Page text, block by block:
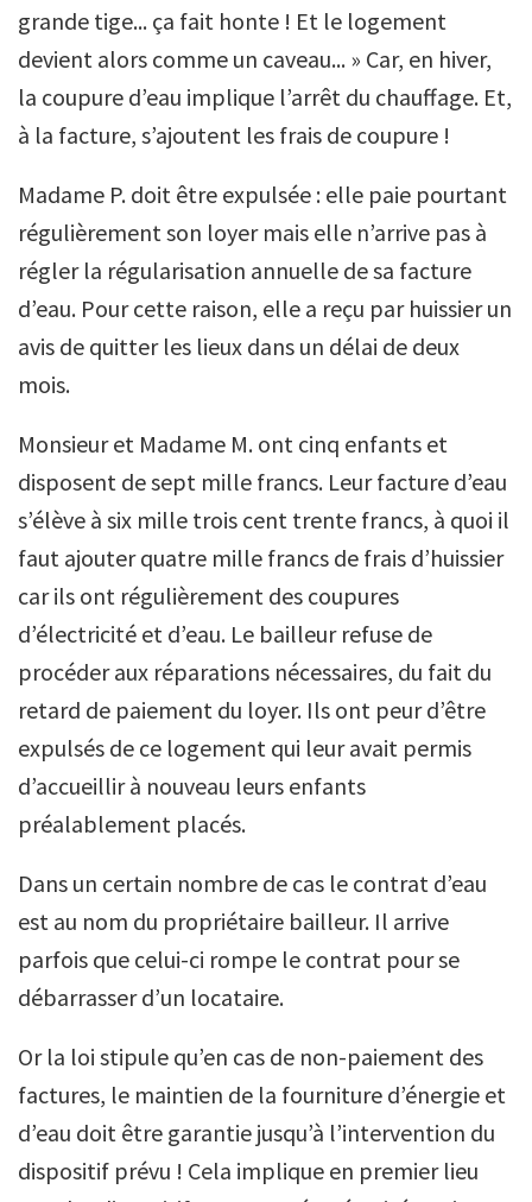
grande tige... ça fait honte ! Et le logement
devient alors comme un caveau... » Car, en hiver,
la coupure d’eau implique l’arrêt du chauffage. Et,
à la facture, s’ajoutent les frais de coupure !
Madame P. doit être expulsée : elle paie pourtant
régulièrement son loyer mais elle n’arrive pas à
régler la régularisation annuelle de sa facture
d’eau. Pour cette raison, elle a reçu par huissier un
avis de quitter les lieux dans un délai de deux
mois.
Monsieur et Madame M. ont cinq enfants et
disposent de sept mille francs. Leur facture d’eau
s’élève à six mille trois cent trente francs, à quoi il
faut ajouter quatre mille francs de frais d’huissier
car ils ont régulièrement des coupures
d’électricité et d’eau. Le bailleur refuse de
procéder aux réparations nécessaires, du fait du
retard de paiement du loyer. Ils ont peur d’être
expulsés de ce logement qui leur avait permis
d’accueillir à nouveau leurs enfants
préalablement placés.
Dans un certain nombre de cas le contrat d’eau
est au nom du propriétaire bailleur. Il arrive
parfois que celui-ci rompe le contrat pour se
débarrasser d’un locataire.
Or la loi stipule qu’en cas de non-paiement des
factures, le maintien de la fourniture d’énergie et
d’eau doit être garantie jusqu’à l’intervention du
dispositif prévu ! Cela implique en premier lieu